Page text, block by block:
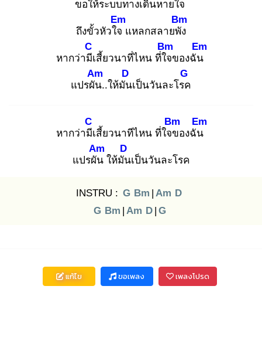
ขอให้ระบบทางเดินหายใจ
ถึงขั้วหัวใจ
Em
แหลกสลายพัง
Bm
หากว่ามีเ
C
สี้ยวนาที่ไหน ที่ใจ
Bm
ของฉัน
Em
แปรผัน
Am
..ให้มัน
D
เป็นวันละโรค
G
หากว่ามีเ
C
สี้ยวนาทีไหน ที่ใจข
Bm
องฉัน
Em
แปรผัน
Am
ให้มัน
D
เป็นวันละโรค
INSTRU : G Bm | Am D
G Bm | Am D | G
แก้ไข ขอเพลง เพลงโปรด